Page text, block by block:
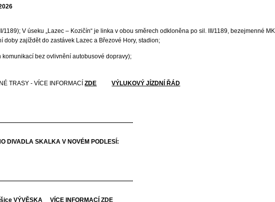
V úseku „Lazec – Kozičín“ je linka v obou směrech odkloněna po sil. III/1189, bezejmenné
zajíždět do zastávek Lazec a Březové Hory, stadion;
bez ovlivnění autobusové dopravy);
TRASY - VÍCE INFORMACÍZDE VÝLUKOVÝ JÍZDNÍ ŘÁD
DIVADLA SKALKA V NOVÉM PODLESÍ:
VÝVĚSKA VÍCE INFORMACÍZDE